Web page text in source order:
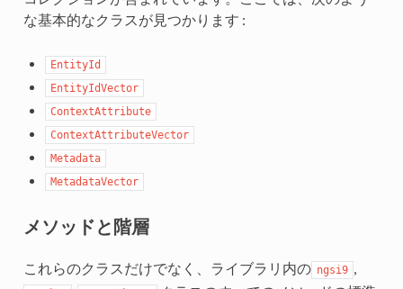
な基本的なクラスが見つかります :
EntityId
EntityIdVector
ContextAttribute
ContextAttributeVector
Metadata
MetadataVector
メソッドと階層
これらのクラスだけでなく、ライブラリ内の ngsi9 ,